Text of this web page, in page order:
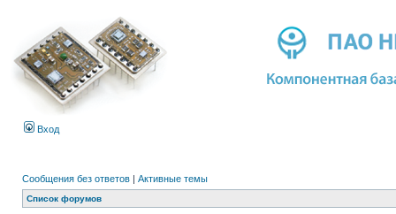
Вход
Сообщения без ответов | Активные темы
Список форумов